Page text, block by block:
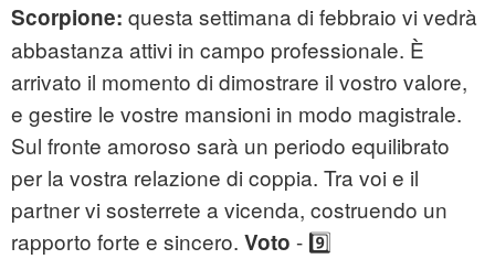
Scorpione: questa settimana di febbraio vi vedrà
abbastanza attivi in campo professionale. È
arrivato il momento di dimostrare il vostro valore,
e gestire le vostre mansioni in modo magistrale.
Sul fronte amoroso sarà un periodo equilibrato
per la vostra relazione di coppia. Tra voi e il
partner vi sosterrete a vicenda, costruendo un
rapporto forte e sincero. Voto - 9️⃣